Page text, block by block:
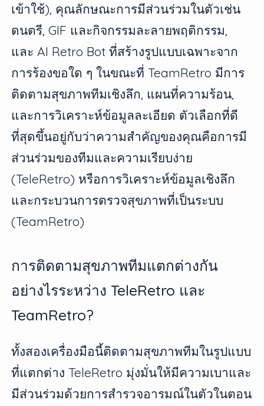
เข้าใช้), คุณลักษณะการมีส่วนร่วมในตัวเช่น
ดนตรี, GIF และกิจกรรมละลายพฤติกรรม,
และ AI Retro Bot ที่สร้างรูปแบบเฉพาะจาก
การร้องขอใด ๆ ในขณะที่ TeamRetro มีการ
ติดตามสุขภาพทีมเชิงลึก, แผนที่ความร้อน,
และการวิเคราะห์ข้อมูลละเอียด ตัวเลือกที่ดี
ที่สุดขึ้นอยู่กับว่าความสำคัญของคุณคือการมี
ส่วนร่วมของทีมและความเรียบง่าย
(TeleRetro) หรือการวิเคราะห์ข้อมูลเชิงลึก
และกระบวนการตรวจสุขภาพที่เป็นระบบ
(TeamRetro)
การติดตามสุขภาพทีมแตกต่างกัน
อย่างไรระหว่าง TeleRetro และ
TeamRetro?
ทั้งสองเครื่องมือนี้ติดตามสุขภาพทีมในรูปแบบ
ที่แตกต่าง TeleRetro มุ่งมั่นให้มีความเบาและ
มีส่วนร่วมด้วยการสำรวจอารมณ์ในตัวในตอน